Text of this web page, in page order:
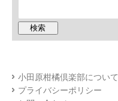
小田原柑橘倶楽部について
プライバシーポリシー